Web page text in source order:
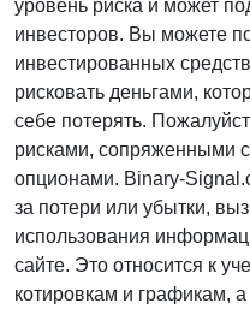
уровень риска и может
инвесторов. Вы можете
инвестированных
рисковать деньгами,
себе потерять.
рисками, сопряженными
опционами. Binary-
за потери или убытки,
использования
сайте. Это относится к
котировкам и графикам,